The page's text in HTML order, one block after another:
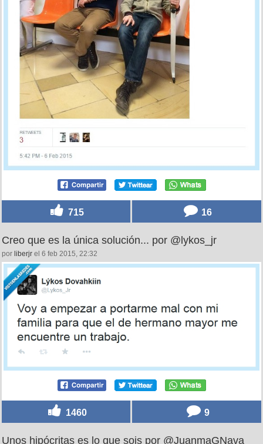
715 16
Creo que es la única solución... por @lykos_jr
por liberjr el 6 feb 2015, 22:32
1460 9
Unos hipócritas es lo que sois por @JuanmaGNava